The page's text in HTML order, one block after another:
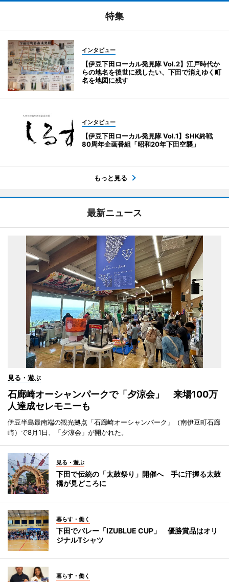
特集
インタビュー
【伊豆下田ローカル発見隊 Vol.2】江戸時代か
らの地名を後世に残したい、下田で消えゆく町
名を地図に残す
インタビュー
【伊豆下田ローカル発見隊 Vol.1】SHK終戦
80周年企画番組「昭和20年下田空襲」
もっと見る
最新ニュース
見る・遊ぶ
石廊崎オーシャンパークで「夕涼会」 来場100万
人達成セレモニーも
伊豆半島最南端の観光拠点「石廊崎オーシャンパーク」（南伊豆町石廊
崎）で8月1日、「夕涼会」が開かれた。
見る・遊ぶ
下田で伝統の「太鼓祭り」開催へ 手に汗握る太鼓
橋が見どころに
暮らす・働く
下田でバレー「IZUBLUE CUP」 優勝賞品はオリ
ジナルTシャツ
暮らす・働く